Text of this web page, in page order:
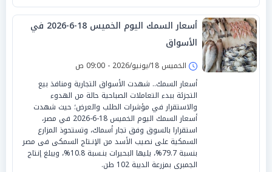
أسعار السمك اليوم الخميس 18-6-2026 في
الأسواق
الخميس 18/يونيو/2026 - 09:00 ص
أسعار السمك.. شهدت الأسواق التجارية ومنافذ بيع
التجزئة ببدء التعاملات الصباحية حالة من الهدوء
والاستقرار في مؤشرات الطلب والعرض؛ حيث شهدت
أسعار السمك اليوم الخميس 18-6-2026 في مصر،
استقرارا بالسوق وفق تجار أسماك، وتستحوذ المزارع
السمكية على نصيب الأسد من الإنـتاج السمكى فى مصر
بنسبة 79.7%، يليها البحيرات بنـسبة 10.8%، ويبلغ إنتاج
الجمبرى بمزرعة الديبة 102 طن.